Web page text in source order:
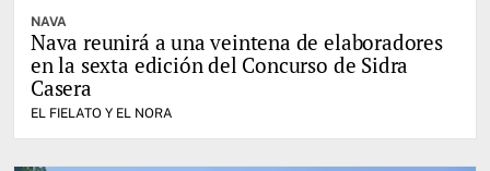
NAVA
Nava reunirá a una veintena de elaboradores
en la sexta edición del Concurso de Sidra
Casera
EL FIELATO Y EL NORA